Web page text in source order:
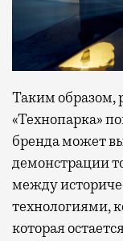
Таким образом,
«Технопарка»
бренда может
демонстрации
между
технологиями,
которая